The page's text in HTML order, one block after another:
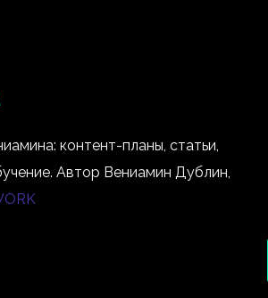
контент-планы, статьи,
Автор Вениамин Дублин,